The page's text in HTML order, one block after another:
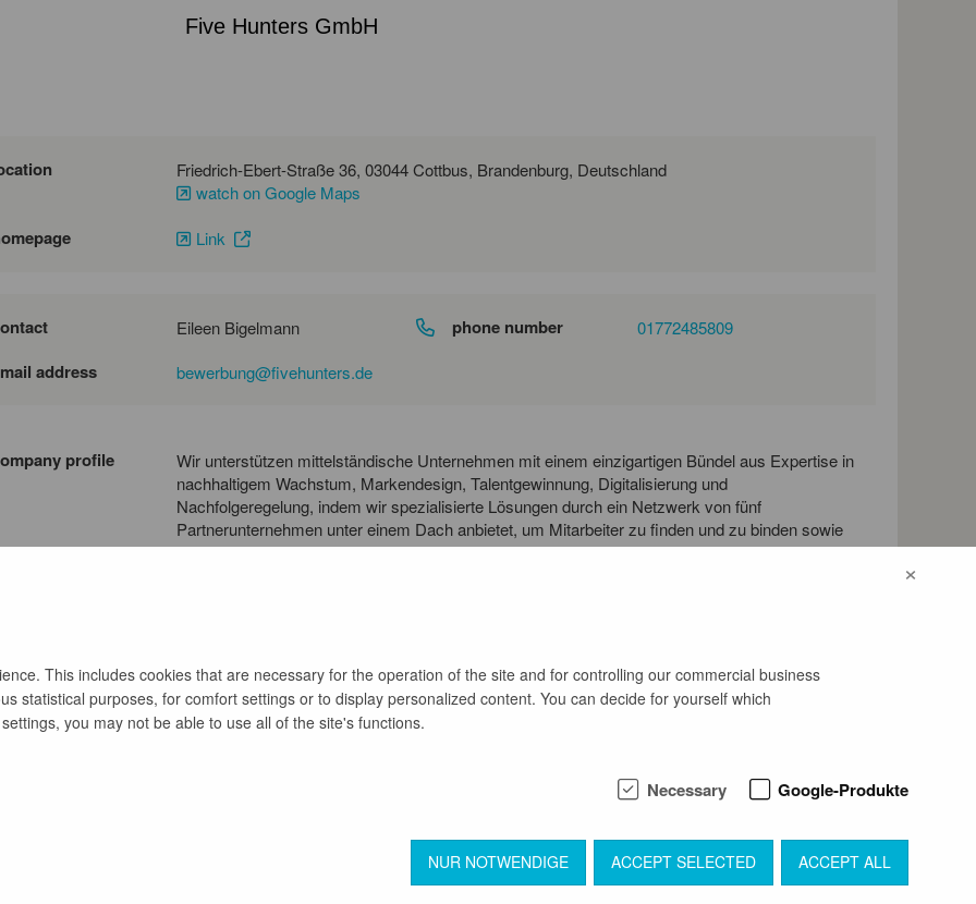
Five Hunters GmbH
Friedrich-Ebert-Straße 36, 03044 Cottbus, Brandenburg, Deutschland
watch on Google Maps
Link
Eileen Bigelmann phone number 01772485809
address bewerbung@fivehunters.de
profile
Wir unterstützen mittelständische Unternehmen mit einem einzigartigen Bündel aus Expertise in
nachhaltigem Wachstum, Markendesign, Talentgewinnung, Digitalisierung und
Nachfolgeregelung, indem wir spezialisierte Lösungen durch ein Netzwerk von fünf
Partnerunternehmen unter einem Dach anbietet, um Mitarbeiter zu finden und zu binden sowie
Wachstum zu sichern. Wir agieren als ganzheitlicher Partner, der durch spezialisierte Teams
back
×
This includes cookies that are necessary for the operation of the site and for controlling our commercial business
statistical purposes, for comfort settings or to display personalized content. You can decide for yourself which
you may not be able to use all of the site's functions.
Necessary Google-Produkte
NUR NOTWENDIGE ACCEPT SELECTED ACCEPT ALL